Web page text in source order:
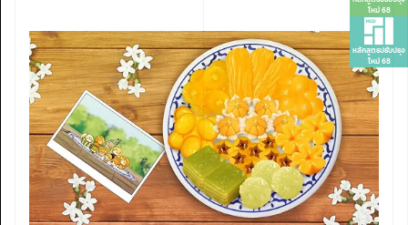
ใหม่ 68
หลักสูตรปรับปรุง
ใหม่ 68